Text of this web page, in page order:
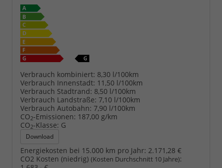
Verbrauch kombiniert: 8,30 l/100km
Verbrauch Innenstadt: 11,50 l/100km
Verbrauch Stadtrand: 8,50 l/100km
Verbrauch Landstraße: 7,10 l/100km
Verbrauch Autobahn: 7,90 l/100km
CO2-Emissionen: 187,00 g/km
CO2-Klasse: G
Download
Energiekosten bei 15.000 km pro Jahr: 2.171,28 €
CO2 Kosten (niedrig) (Kosten Durchschnitt 10 Jahre):